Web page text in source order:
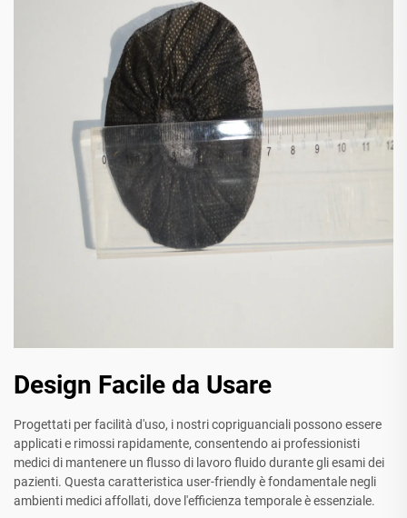
Design Facile da Usare
Progettati per facilità d'uso, i nostri copriguanciali possono essere
applicati e rimossi rapidamente, consentendo ai professionisti
medici di mantenere un flusso di lavoro fluido durante gli esami dei
pazienti. Questa caratteristica user-friendly è fondamentale negli
ambienti medici affollati, dove l'efficienza temporale è essenziale.